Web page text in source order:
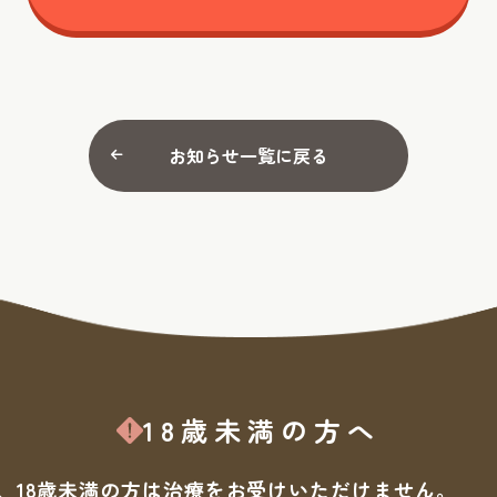
お知らせ一覧に戻る
18歳未満の方へ
18歳未満の方は治療をお受けいただけません。
診療案内Doctor
FAQ
18歳未満の方へ